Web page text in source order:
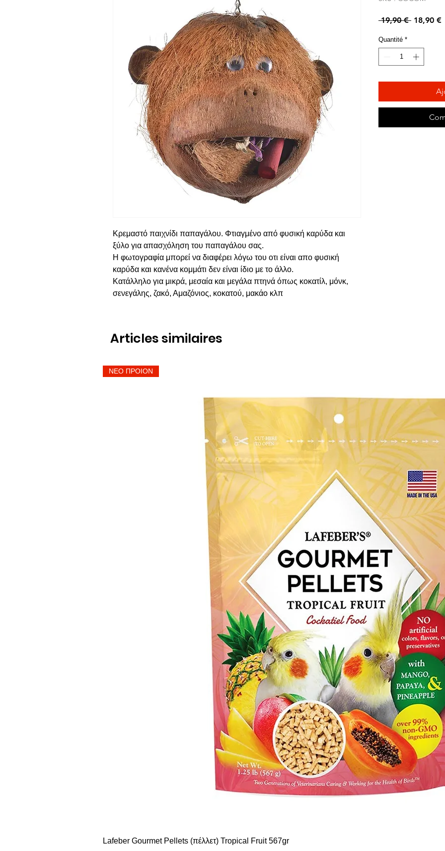
Κρεμαστό παιχνίδι παπαγάλου. Φτιαγμένο από φυσική καρύδα και
ξύλο για απασχόληση του παπαγάλου σας.
Η φωτογραφία μπορεί να διαφέρει λόγω του οτι είναι απο φυσική
καρύδα και κανένα κομμάτι δεν είναι ίδιο με το άλλο.
Κατάλληλο για μικρά, μεσαία και μεγάλα πτηνά όπως κοκατίλ, μόνκ,
σενεγάλης, ζακό, Αμαζόνιος, κοκατού, μακάο κλπ
19,90 € Prix
18,90 €
Quantité *
Articles similaires
ΝΕΟ ΠΡΟΙΟΝ
Lafeber Gourmet Pellets (πέλλετ) Tropical Fruit 567gr